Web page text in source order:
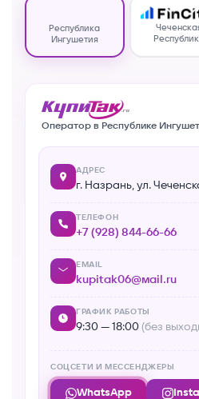
Республика
Ингушетия
Оператор в Республике
АДРЕС
г. Назрань, ул.
ТЕЛЕФОН
+7 (928) 844-66-66
EMAIL
kupitak06@mail.ru
ГРАФИК РАБОТЫ
9:30 — 18:00 (без
СОЦСЕТИ И МЕССЕНДЖЕРЫ
WhatsApp